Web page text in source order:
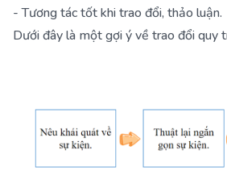
- Tương tác tốt khi trao đổi, thảo luận.
Dưới đây là một gợi ý về trao đổi quy